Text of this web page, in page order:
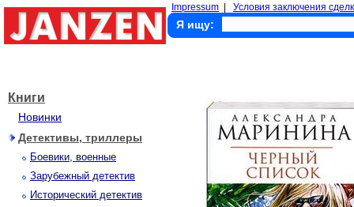
Impressum Условия заключения
Я ищу:
Книги
Новинки
Детективы, триллеры
Боевики, военные
Зарубежный детектив
Исторический детектив